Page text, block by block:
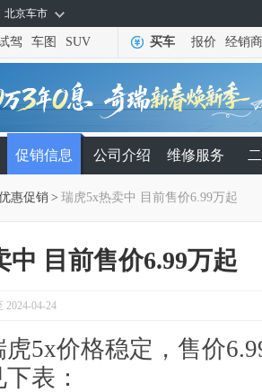
北京车市
驾 车图 SUV 买车 报价 经销商
促销信息 公司介绍 维修服务
惠促销 > 瑞虎5x热卖中 目前售价6.99万起
中 目前售价6.99万起
2024-04-24
虎5x价格稳定，售价
表：